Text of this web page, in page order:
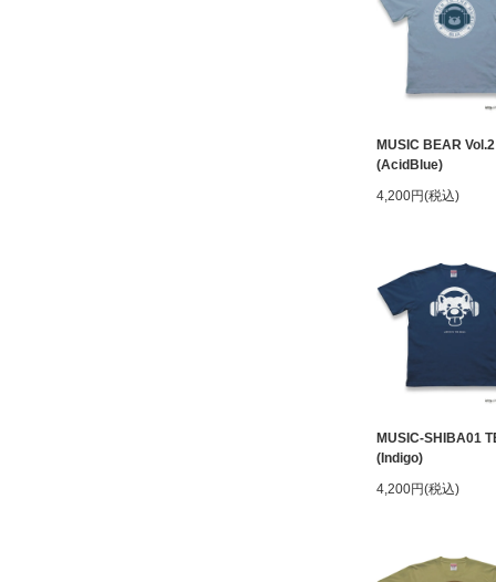
MUSIC BEAR
(AcidBlue)
4,200円(税込)
MUSIC-SHIBA01
(Indigo)
4,200円(税込)